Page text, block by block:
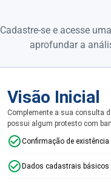
Cadastre-se e acesse
aprofundar a
Visão Inicial
Complemente a sua consulta
possui algum protesto com
Confirmação de existência
Dados cadastrais básicos